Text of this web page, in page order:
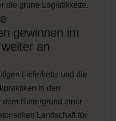
die grüne Logistikkette.
gewinnen im
an
Lieferkette und die
in den
dem Hintergrund einer
Landschaft für